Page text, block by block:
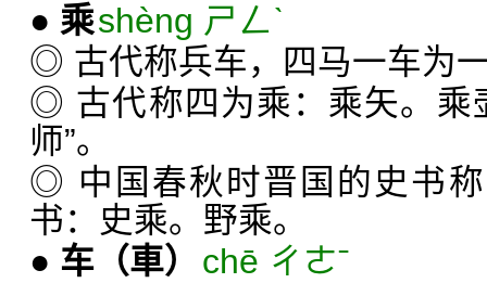
● 乘shèng ㄕㄥˋ
◎ 古代称兵车，四马一车为
◎ 古代称四为乘：乘矢。乘
师”。
◎ 中国春秋时晋国的史书称
书：史乘。野乘。
● 车 （車）
chē ㄔㄜˉ